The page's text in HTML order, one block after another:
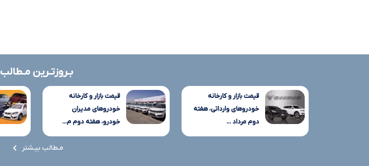
بـروزتـرین مـطالب
قیمت بازار و کارخانه
خودروهای وارداتی، هفته
دوم مرداد ...
قیمت بازار و کارخانه
خودروهای مدیران
خودرو، هفته دوم م...
مـطالب بیـشتر